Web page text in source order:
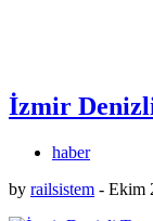
İzmir
haber
by railsistem - Ekim